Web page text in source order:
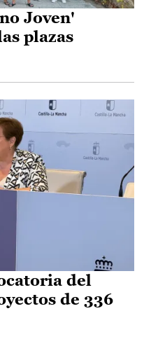
Joven'
plazas
del
de 336